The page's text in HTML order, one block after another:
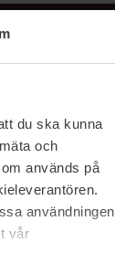
du ska kunna
och
används på
användningen
vår
Följ oss
Facebook
Instagram
Linkedin